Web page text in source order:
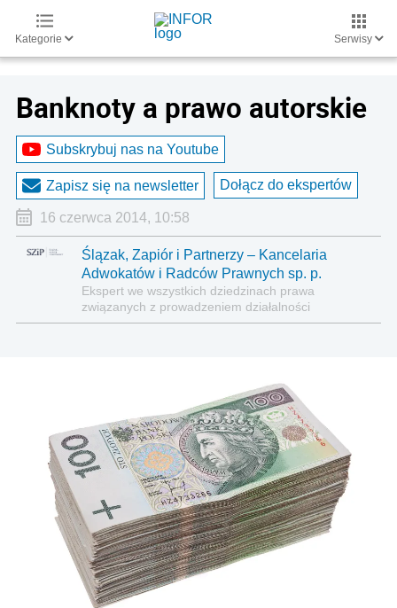
Kategorie Serwisy
Banknoty a prawo autorskie
Subskrybuj nas na Youtube
Zapisz się na newsletter Dołącz do ekspertów
16 czerwca 2014, 10:58
Ślązak, Zapiór i Partnerzy – Kancelaria
Adwokatów i Radców Prawnych sp. p.
Ekspert we wszystkich dziedzinach prawa
związanych z prowadzeniem działalności
gospodarczej